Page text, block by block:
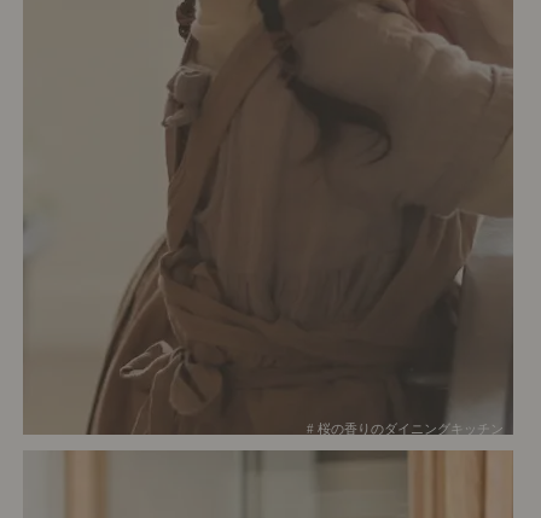
# 桜の香りのダイニングキッチン